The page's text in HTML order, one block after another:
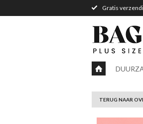
Gratis
TERUG NAAR